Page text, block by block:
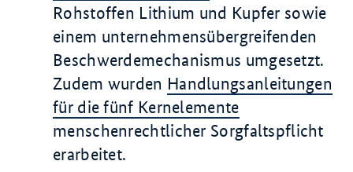
Rohstoffen Lithium und Kupfer sowie
einem unternehmensübergreifenden
Beschwerdemechanismus umgesetzt.
Zudem wurden Handlungsanleitungen
für die fünf Kernelemente
menschenrechtlicher Sorgfaltspflicht
erarbeitet.